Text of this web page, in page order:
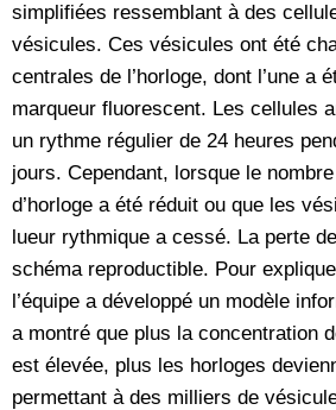
simplifiées ressemblant à des
vésicules. Ces vésicules ont été
centrales de l’horloge, dont l’une a
marqueur fluorescent. Les cellules
un rythme régulier de 24 heures
jours. Cependant, lorsque le
d’horloge a été réduit ou que les
lueur rythmique a cessé. La perte
schéma reproductible. Pour
l’équipe a développé un modèle
a montré que plus la concentration
est élevée, plus les horloges
permettant à des milliers de